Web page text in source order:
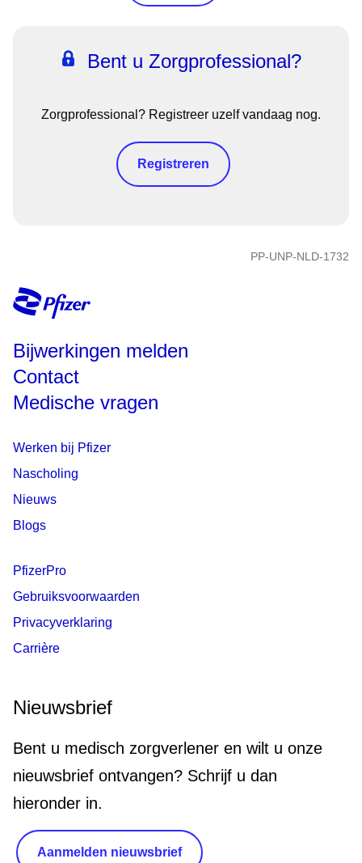
Bent u Zorgprofessional?
Zorgprofessional? Registreer uzelf vandaag nog.
Registreren
PP-UNP-NLD-1732
Bijwerkingen melden
Contact
Medische vragen
Werken bij Pfizer
Nascholing
Nieuws
Blogs
PfizerPro
Gebruiksvoorwaarden
Privacyverklaring
Carrière
Nieuwsbrief
Bent u medisch zorgverlener en wilt u onze
nieuwsbrief ontvangen? Schrijf u dan
hieronder in.
Aanmelden nieuwsbrief